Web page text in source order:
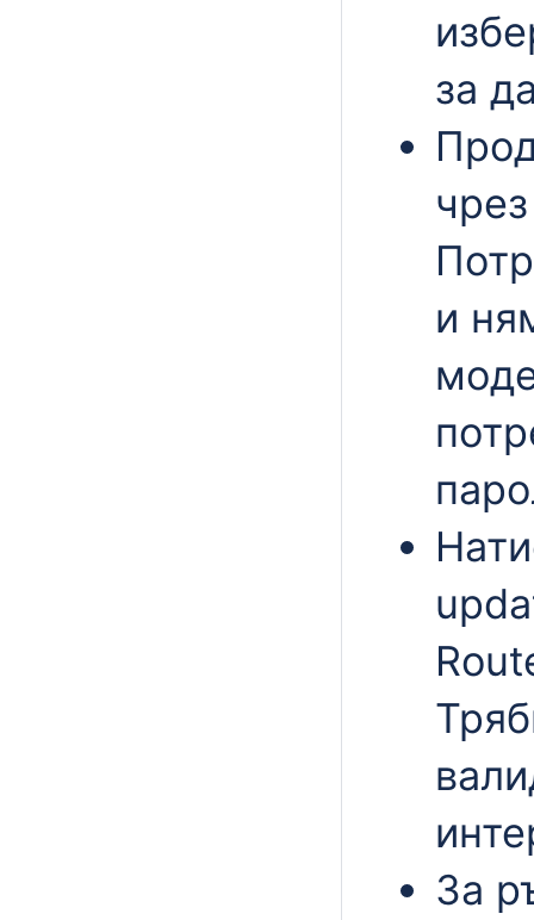
за
и
За